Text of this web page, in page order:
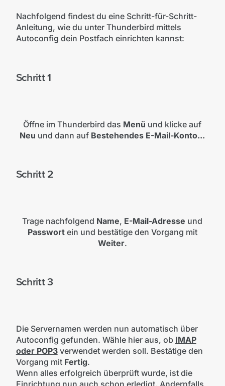
Nachfolgend findest du eine Schritt-für-Schritt-
Anleitung, wie du unter Thunderbird mittels
Autoconfig dein Postfach einrichten kannst:
Schritt 1
Öffne im Thunderbird das Menü und klicke auf
Neu und dann auf Bestehendes E-Mail-Konto...
Schritt 2
Trage nachfolgend Name, E-Mail-Adresse und
Passwortein und bestätige den Vorgang mit
Weiter.
Schritt 3
Die Servernamen werden nun automatisch über
Autoconfig gefunden. Wähle hier aus, ob IMAP
oder POP3verwendet werden soll. Bestätige den
Vorgang mit Fertig.
Wenn alles erfolgreich überprüft wurde, ist die
Einrichtung nun auch schon erledigt. Andernfalls